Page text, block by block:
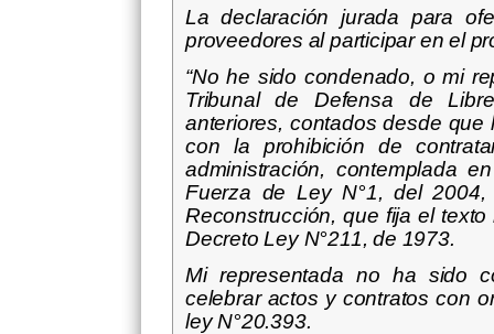
La declaración jurada para
proveedores al participar en el
“No he sido condenado, o mi
Tribunal de Defensa de
anteriores, contados desde
con la prohibición de
administración, contemplada
Fuerza de Ley N°1, del
Reconstrucción, que fija el
Decreto Ley N°211, de 1973.
Mi representada no ha sido
celebrar actos y contratos con
ley N°20.393.